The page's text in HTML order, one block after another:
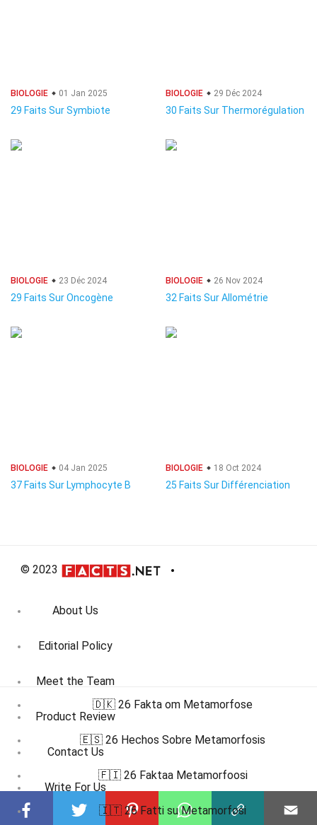
BIOLOGIE 01 Jan 2025
29 Faits Sur Symbiote
BIOLOGIE 29 Déc 2024
30 Faits Sur Thermorégulation
BIOLOGIE 23 Déc 2024
29 Faits Sur Oncogène
BIOLOGIE 26 Nov 2024
32 Faits Sur Allométrie
BIOLOGIE 04 Jan 2025
37 Faits Sur Lymphocyte B
BIOLOGIE 18 Oct 2024
25 Faits Sur Différenciation
© 2023
About Us
Editorial Policy
Meet the Team
Product Review
Contact Us
Write For Us
🇩🇰 26 Fakta om Metamorfose
🇪🇸 26 Hechos Sobre Metamorfosis
🇫🇮 26 Faktaa Metamorfoosi
🇮🇹 26 Fatti su Metamorfosi